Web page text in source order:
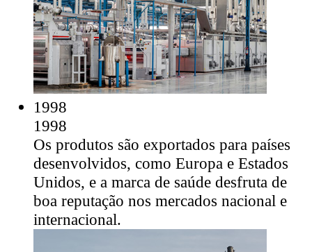
1998
1998
Os produtos são exportados para países
desenvolvidos, como Europa e Estados
Unidos, e a marca de saúde desfruta de
boa reputação nos mercados nacional e
internacional.